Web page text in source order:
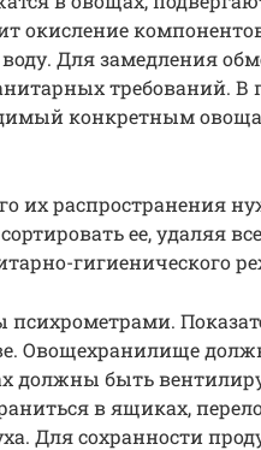
окисление
Для замедления
требований. В
конкретным
их распространения
ее, удаляя
гигиенического
Овощехранилище
должны быть
в ящиках,
Для сохранности